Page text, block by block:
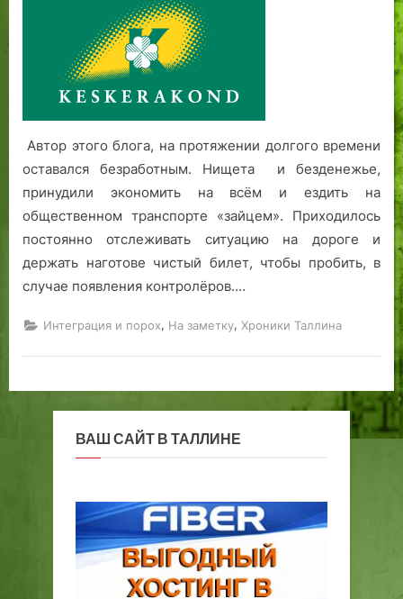
Автор этого блога, на протяжении долгого времени
оставался безработным. Нищета и безденежье,
принудили экономить на всём и ездить на
общественном транспорте «зайцем». Приходилось
постоянно отслеживать ситуацию на дороге и
держать наготове чистый билет, чтобы пробить, в
случае появления контролёров.…
Интеграция и порох, На заметку, Хроники Таллина
ВАШ САЙТ В ТАЛЛИНЕ